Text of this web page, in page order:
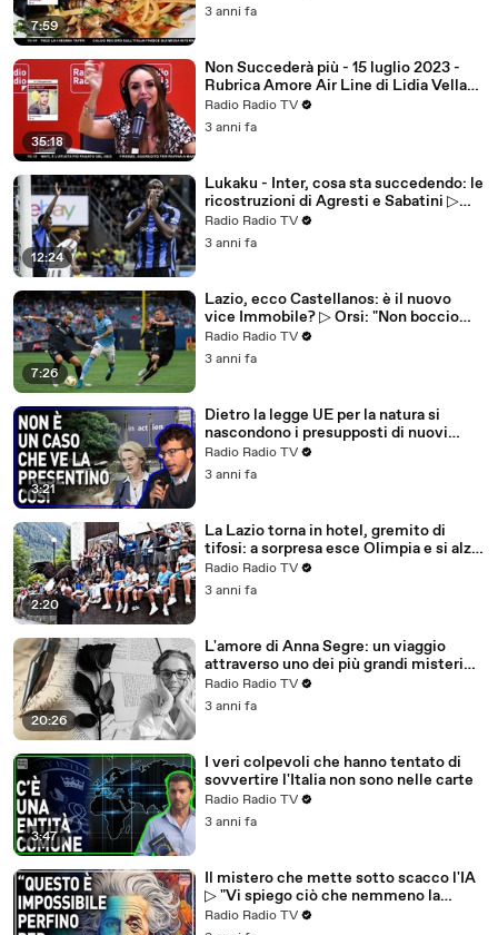
7:59
3 anni fa
35:18
Non Succederà più - 15 luglio 2023 -
Rubrica Amore Air Line di Lidia Vella
(GF14)
Radio Radio TV
3 anni fa
12:24
Lukaku - Inter, cosa sta succedendo: le
ricostruzioni di Agresti e Sabatini ▷
"Telefonata burrascosa nella notte"
Radio Radio TV
3 anni fa
7:26
Lazio, ecco Castellanos: è il nuovo
vice Immobile? ▷ Orsi: "Non boccio
l'acquisto, ma serviva altro"
Radio Radio TV
3 anni fa
3:21
Dietro la legge UE per la natura si
nascondono i presupposti di nuovi
lockdown, stavolta green?
Radio Radio TV
3 anni fa
2:20
La Lazio torna in hotel, gremito di
tifosi: a sorpresa esce Olimpia e si alza
un canto da brividi (VIDEO)
Radio Radio TV
3 anni fa
20:26
L'amore di Anna Segre: un viaggio
attraverso uno dei più grandi misteri
della vita
Radio Radio TV
3 anni fa
3:47
I veri colpevoli che hanno tentato di
sovvertire l'Italia non sono nelle carte
Radio Radio TV
3 anni fa
Il mistero che mette sotto scacco l'IA
▷ "Vi spiego ciò che nemmeno la
scienza sa sulla mente umana"
Radio Radio TV